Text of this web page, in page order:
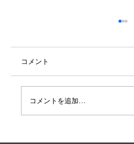
家元 大分公演のお知らせ
コメント
コメントを追加…